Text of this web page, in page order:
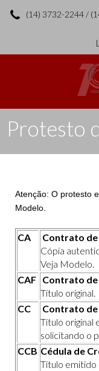
(14) 3732-2244 /
Protesto
Atenção: O protesto
Modelo.
CA
Contrato de
Cópia
Veja Modelo.
CAF Contrato de
Título original.
CC
Contrato de
Título original
solicitando o
CCB Cédula de
Título emitido